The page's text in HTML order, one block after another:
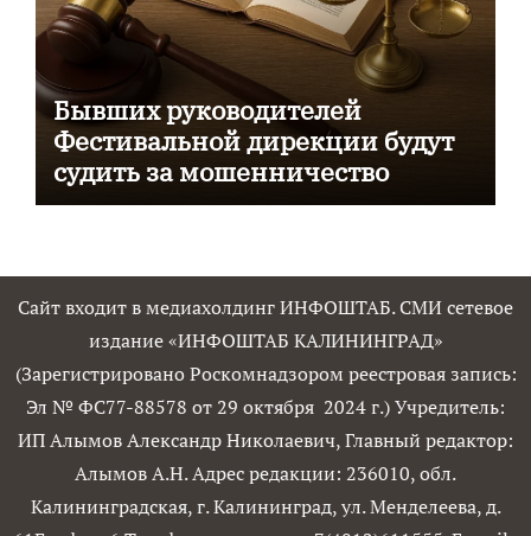
Бывших руководителей
Фестивальной дирекции будут
судить за мошенничество
Сайт входит в медиахолдинг ИНФОШТАБ. СМИ сетевое
издание «ИНФОШТАБ КАЛИНИНГРАД»
(Зарегистрировано Роскомнадзором реестровая запись:
Эл № ФС77-88578 от 29 октября 2024 г.) Учредитель:
ИП Алымов Александр Николаевич, Главный редактор:
Алымов А.Н. Адрес редакции: 236010, обл.
Калининградская, г. Калининград, ул. Менделеева, д.